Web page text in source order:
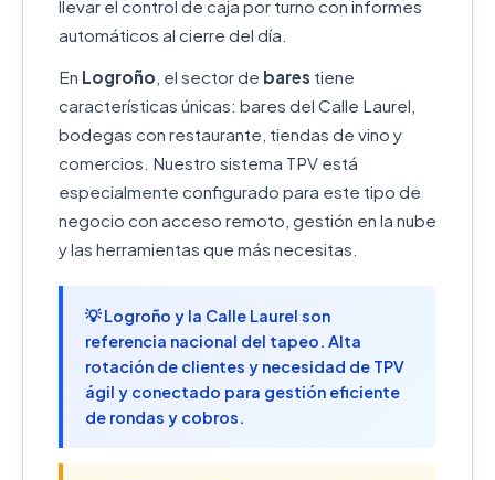
llevar el control de caja por turno con informes
automáticos al cierre del día.
En Logroño , el sector de bares tiene
características únicas: bares del Calle Laurel,
bodegas con restaurante, tiendas de vino y
comercios. Nuestro sistema TPV está
especialmente configurado para este tipo de
negocio con acceso remoto, gestión en la nube
y las herramientas que más necesitas.
💡 Logroño y la Calle Laurel son
referencia nacional del tapeo. Alta
rotación de clientes y necesidad de TPV
ágil y conectado para gestión eficiente
de rondas y cobros.